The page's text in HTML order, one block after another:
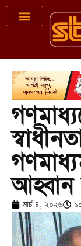
আহ্বান
মার্চ ৪, ২০২৬